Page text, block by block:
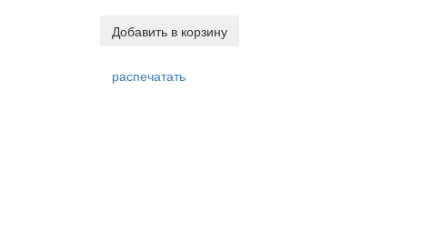
Добавить в корзину
распечатать